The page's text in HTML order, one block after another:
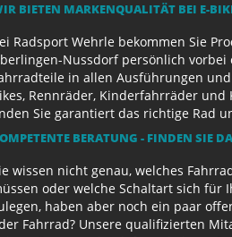
BIETEN MARKENQUALITÄT BEI E-
Radsport Wehrle bekommen Sie
Nussdorf persönlich
in allen Ausführungen
Rennräder, Kinderfahrräder
Sie garantiert das richtige Rad
BERATUNG - FINDEN SIE
wissen nicht genau, welches
oder welche Schaltart sich für
haben aber noch ein paar
Fahrrad? Unsere qualifizierten